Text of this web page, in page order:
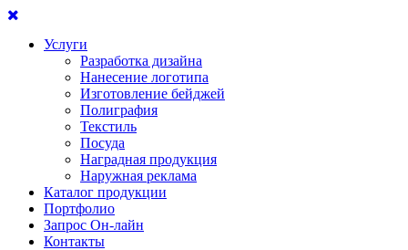
Услуги
Разработка дизайна
Нанесение логотипа
Изготовление бейджей
Полиграфия
Текстиль
Посуда
Наградная продукция
Наружная реклама
Каталог продукции
Портфолио
Запрос Он-лайн
Контакты